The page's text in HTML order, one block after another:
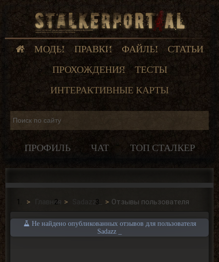
МОДЫ ПРАВКИ ФАЙЛЫ
СТАТЬИ
ПРОХОЖДЕНИЯ
ТЕСТЫ
ИНТЕРАКТИВНЫЕ КАРТЫ
ПРОФИЛЬ ЧАТ ТОП СТАЛКЕР
Главная Sadazz _ Отзывы пользователя
Не найдено опубликованных отзывов для пользователя
Sadazz _